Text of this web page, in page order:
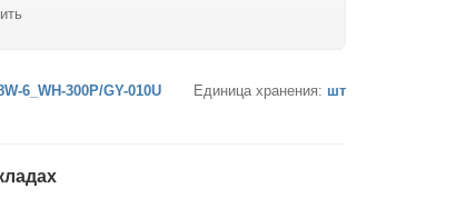
6_WH-300P/GY-010U Единица хранения: шт